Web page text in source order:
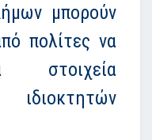
μπορούν
πολίτες να
στοιχεία